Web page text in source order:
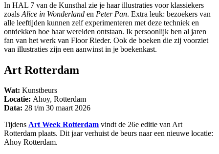
In HAL 7 van de Kunsthal zie je haar illustraties voor klassiekers
zoals Alice in Wonderland en Peter Pan. Extra leuk: bezoekers van
alle leeftijden kunnen zelf experimenteren met deze techniek en
ontdekken hoe haar werelden ontstaan. Ik persoonlijk ben al jaren
fan van het werk van Floor Rieder. Ook de boeken die zij voorziet
van illustraties zijn een aanwinst in je boekenkast.
Art Rotterdam
Wat: Kunstbeurs
Locatie: Ahoy, Rotterdam
Data: 28 t/m 30 maart 2026
Tijdens Art Week Rotterdam vindt de 26e editie van Art
Rotterdam plaats. Dit jaar verhuist de beurs naar een nieuwe locatie:
Ahoy Rotterdam.